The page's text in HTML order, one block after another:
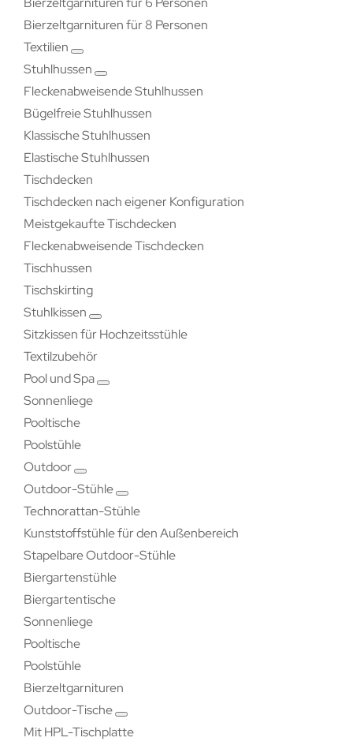
Bierzeltgarnituren für 8 Personen
Textilien
Stuhlhussen
Fleckenabweisende Stuhlhussen
Bügelfreie Stuhlhussen
Klassische Stuhlhussen
Elastische Stuhlhussen
Tischdecken
Tischdecken nach eigener Konfiguration
Meistgekaufte Tischdecken
Fleckenabweisende Tischdecken
Tischhussen
Tischskirting
Stuhlkissen
Sitzkissen für Hochzeitsstühle
Textilzubehör
Pool und Spa
Sonnenliege
Pooltische
Poolstühle
Outdoor
Outdoor-Stühle
Technorattan-Stühle
Kunststoffstühle für den Außenbereich
Stapelbare Outdoor-Stühle
Biergartenstühle
Biergartentische
Sonnenliege
Pooltische
Poolstühle
Bierzeltgarnituren
Outdoor-Tische
Mit HPL-Tischplatte